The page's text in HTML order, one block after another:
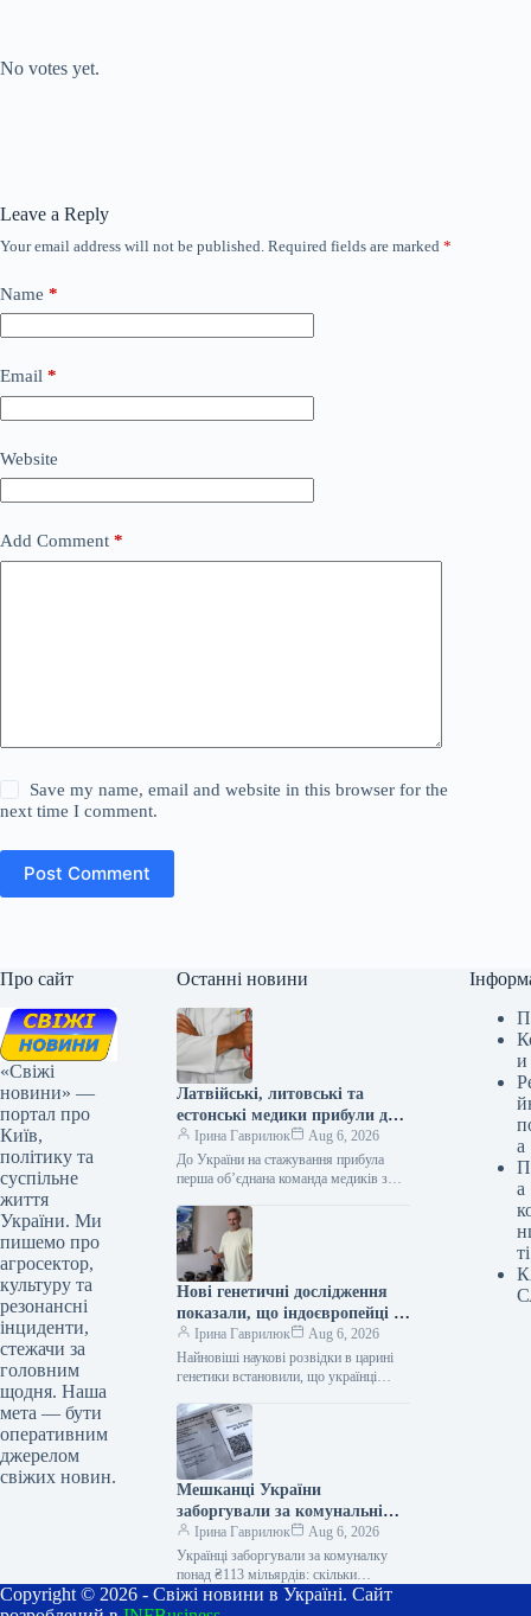
No votes yet.
Leave a Reply
Your email address will not be published. Required fields are marked *
Name *
Email *
Website
Add Comment *
Save my name, email and website in this browser for the
next time I comment.
Post Comment
Про сайт
«Свіжі
новини» —
портал про
Київ,
політику та
суспільне
життя
України. Ми
пишемо про
агросектор,
культуру та
резонансні
інциденти,
стежачи за
головним
щодня. Наша
мета — бути
оперативним
джерелом
свіжих новин.
Останні новини
Латвійські, литовські та
естонські медики прибули до
України на стажування
Ірина Гаврилюк
Aug 6, 2026
До України на стажування прибула
перша об’єднана команда медиків з
Укрінформ Перша спільна місія
лікарів із…
Нові генетичні дослідження
показали, що індоєвропейці є
предками українців – зазначає
науковець
Ірина Гаврилюк
Aug 6, 2026
Найновіші наукові розвідки в царині
генетики встановили, що українці
індоєвропейців – експертна думка
06.08.2026 09:49 Укрінформ…
Мешканці України
заборгували за комунальні
послуги понад 113 мільярдів
гривень: скільки справ
перебуває у реєстрі
неплатників
Ірина Гаврилюк
Aug 6, 2026
Українці заборгували за комуналку
понад ₴113 мільярдів: скільки
проваджень у реєстрі боржників
Ексклюзив 06.08.2026 14:11
и
а
а
ті
Copyright © 2026 - Свіжі новини в Україні. Сайт